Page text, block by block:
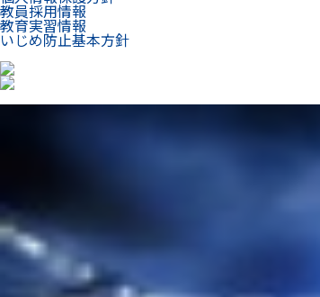
教員採用情報
教育実習情報
いじめ防止基本方針